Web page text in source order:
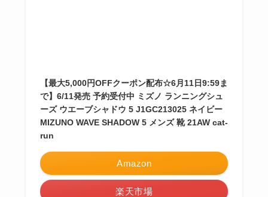
【最大5,000円OFFクーポン配布☆6月11日9:59ま
で】6/11発売 予約受付中 ミズノ ランニングシュ
ーズ ウエーブシャドウ 5 J1GC213025 ネイビー
MIZUNO WAVE SHADOW 5 メンズ 靴 21AW cat-
run
Amazon
楽天市場